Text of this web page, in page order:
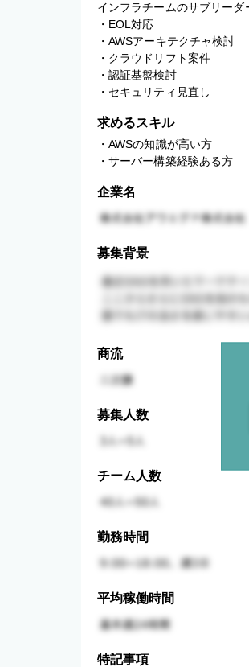
インフラチームのサブリーダ
・EOL対応
・AWSアーキテクチャ検討
・クラウドリフト案件
・認証基盤検討
・セキュリティ見直し
求めるスキル
・AWSの知識が高い方
・サーバー構築経験ある方
企業名
募集背景
商流
募集人数
チーム人数
勤務時間
平均稼働時間
特記事項